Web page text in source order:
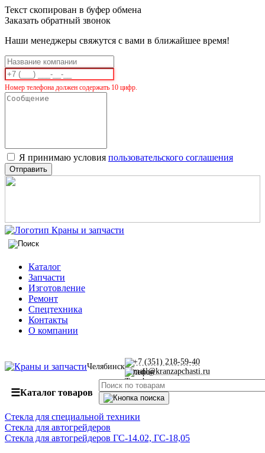
Текст скопирован в буфер обмена
Заказать обратный звонок
Наши менеджеры свяжутся с вами в ближайшее время!
Номер телефона должен содержать 10 цифр.
Я принимаю условия пользовательского соглашения
Отправить
Каталог
Запчасти
Изготовление
Ремонт
Спецтехника
Контакты
О компании
Челябинск
+7 (351) 218-59-40
mail@kranzapchasti.ru
☰Каталог товаров
Стекла для специальной техники
Стекла для автогрейдеров
Стекла для автогрейдеров ГС-14.02, ГС-18,05